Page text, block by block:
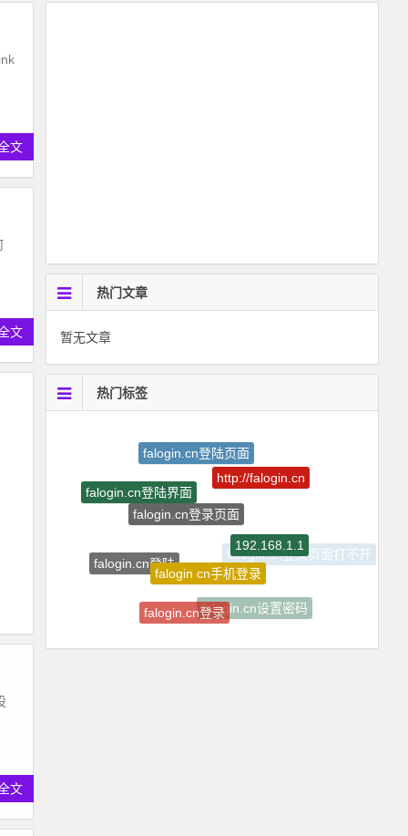
文
文
文
热门文章
暂无文章
热门标签
falogin.cn登录页面
falogin cn手机登录
192.168.1.1
http://falogin.cn
falogin.cn登陆页面
falogin.cn登陆界面
falogin.cn登录
falogin.cn登录页面打不开